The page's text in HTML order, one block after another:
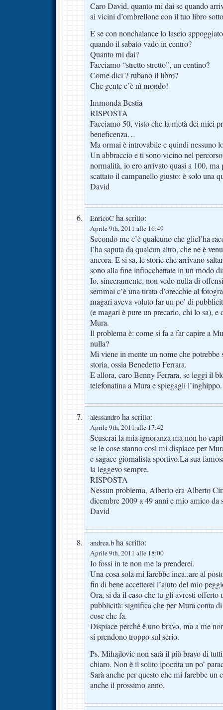
Caro David, quanto mi dai se quando
ai vicini d’ombrellone con il tuo libro
E se con nonchalance lo lascio
quando il sabato vado in centro?
Quanto mi dai?
Facciamo “stretto stretto”, un centino?
Come dici ? rubano il libro?
Che gente c’è nì mondo!
Immonda Bestia
RISPOSTA
Facciamo 50, visto che la metà dei miei
beneficenza…
Ma ormai è introvabile e quindi nessuno
Un abbraccio e ti sono vicino nel
normalità, io ero arrivato quasi a 100, ma
scattato il campanello giusto: è solo una
David
EnricoC ha scritto:
Aprile 9th, 2011 alle 16:49
Secondo me c’è qualcuno che gliel’ha
l’ha saputa da qualcun altro, che ne è
ancora. E si sa, le storie che arrivano
sono alla fine infiocchettate in un modo
Io, sinceramente, non vedo nulla di
semmai c’è una tirata d’orecchie al
magari aveva voluto far un po’ di
(e magari è pure un precario, chi lo sa), e
Mura.
Il problema è: come si fa a far capire a
nulla?
Mi viene in mente un nome che potrebbe
storia, ossia Benedetto Ferrara.
E allora, caro Benny Ferrara, se leggi il
telefonatina a Mura e spiegagli l’inghippo.
alessandro ha scritto:
Aprile 9th, 2011 alle 17:42
Scuserai la mia ignoranza ma non ho
se le cose stanno così mi dispiace per
e sagace giornalista sportivo.La sua
la leggevo sempre.
RISPOSTA
Nessun problema, Alberto era Alberto
dicembre 2009 a 49 anni e mio amico da
David
andrea.b ha scritto:
Aprile 9th, 2011 alle 18:00
Io fossi in te non me la prenderei.
Una cosa sola mi farebbe inca..are al
fin di bene accetterei l’aiuto del mio
Ora, si da il caso che tu gli avresti offerto
pubblicità: significa che per Mura conta
cose che fa.
Dispiace perché è uno bravo, ma a me
si prendono troppo sul serio.
Ps. Mihajlovic non sarà il più bravo di
chiaro. Non è il solito ipocrita un po’
Sarà anche per questo che mi farebbe un
anche il prossimo anno.